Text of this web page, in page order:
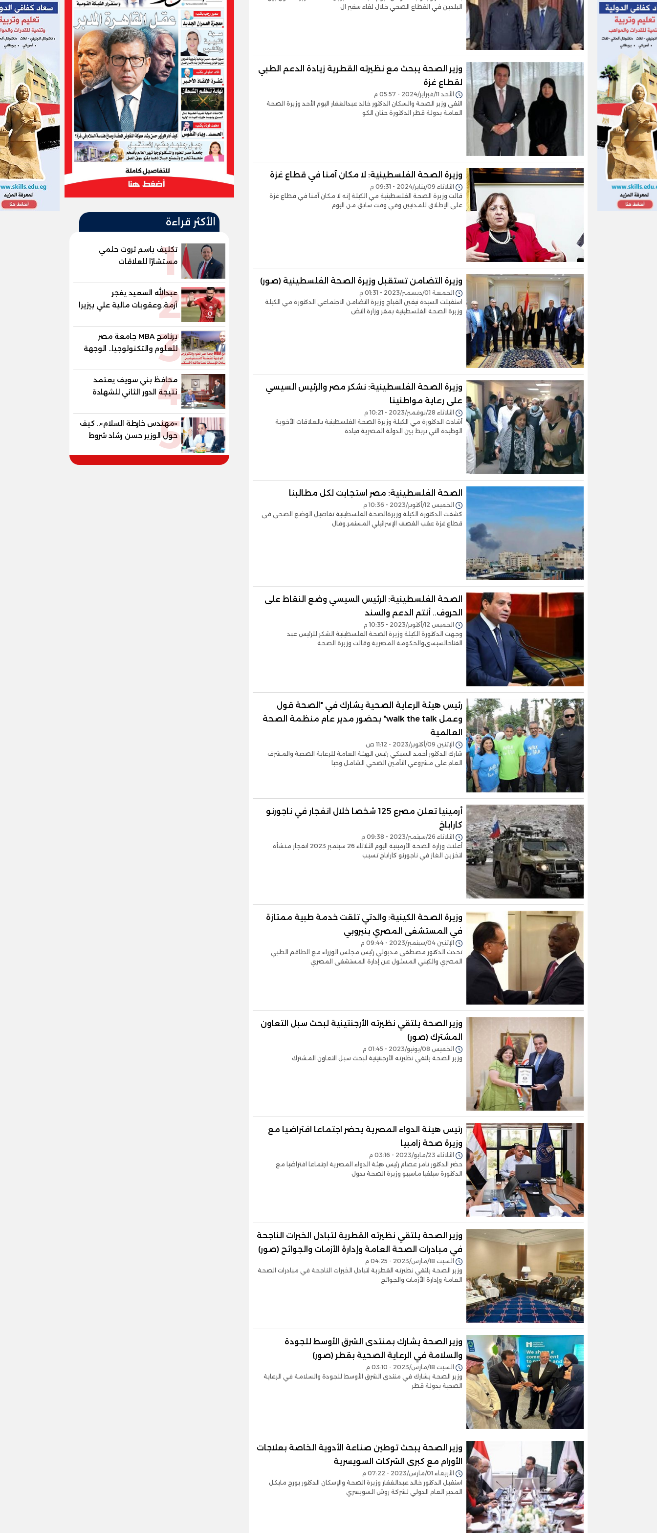
البلدين في القطاع الصحي خلال لقاء سفير ال
وزير الصحة يبحث مع نظيرته القطرية زيادة الدعم الطبي
لقطاع غزة
الأحد 11/فبراير/2024 - 05:57 م
التقى وزير الصحة والسكان الدكتور خالد عبدالغفار اليوم الأحد وزيرة الصحة
العامة بدولة قطر الدكتورة حنان الكو
وزيرة الصحة الفلسطينية: لا مكان آمنا في قطاع غزة
الثلاثاء 09/يناير/2024 - 09:31 م
قالت وزيرة الصحة الفلسطينية مي الكيلة إنه لا مكان آمنا في قطاع غزة
على الإطلاق للمدنيين.وفي وقت سابق من اليوم
وزيرة التضامن تستقبل وزيرة الصحة الفلسطينية (صور)
الجمعة 01/ديسمبر/2023 - 01:31 م
استقبلت السيدة نيفين القباج وزيرة التضامن الاجتماعي الدكتورة مي الكيلة
وزيرة الصحة الفلسطينية بمقر وزارة التض
وزيرة الصحة الفلسطينية: نشكر مصر والرئيس السيسي
على رعاية مواطنينا
الثلاثاء 28/نوفمبر/2023 - 10:21 م
أشادت الدكتورة مي الكيلة وزيرة الصحة الفلسطينية بالعلاقات الأخوية
الوطيدة التي تربط بين الدولة المصرية قيادة
الصحة الفلسطينية: مصر استجابت لكل مطالبنا
الخميس 12/أكتوبر/2023 - 10:36 م
كشفت الدكتورة الكيلة وزيرةالصحة الفلسطينية تفاصيل الوضع الصحى فى
قطاع غزة عقب القصف الإسرائيلي المستمر.وقال
الصحة الفلسطينية: الرئيس السيسي وضع النقاط على
الحروف.. أنتم الدعم والسند
الخميس 12/أكتوبر/2023 - 10:35 م
وجهت الدكتورة الكيلة وزيرة الصحة الفلسطينية الشكر للرئيس عبد
الفتاحالسيسىوالحكومة المصرية.وقالت وزيرة الصحة
رئيس هيئة الرعاية الصحية يشارك في "الصحة قول
وعمل walk the talk" بحضور مدير عام منظمة الصحة
العالمية
الإثنين 09/أكتوبر/2023 - 11:12 ص
شارك الدكتور أحمد السبكي رئيس الهيئة العامة للرعاية الصحية والمشرف
العام على مشروعي التأمين الصحي الشامل وحيا
أرمينيا تعلن مصرع 125 شخصا خلال انفجار في ناجورنو
كاراباخ
الثلاثاء 26/سبتمبر/2023 - 09:38 م
أعلنت وزارة الصحة الأرمينية اليوم الثلاثاء 26 سبتمبر 2023 انفجار منشأة
لتخزين الغاز في ناجورنو كاراباخ تسبب
وزيرة الصحة الكينية: والدتي تلقت خدمة طبية ممتازة
في المستشفى المصري بنيروبي
الإثنين 04/سبتمبر/2023 - 09:44 م
تحدث الدكتور مصطفى مدبولي رئيس مجلس الوزراء مع الطاقم الطبي
المصري والكيني المسئول عن إدارة المستشفى المصري
وزير الصحة يلتقي نظيرته الأرجنتينية لبحث سبل التعاون
المشترك (صور)
الخميس 08/يونيو/2023 - 01:45 م
وزير الصحة يلتقي نظيرته الأرجنتينية لبحث سبل التعاون المشترك
رئيس هيئة الدواء المصرية يحضر اجتماعا افتراضيا مع
وزيرة صحة زامبيا
الثلاثاء 23/مايو/2023 - 03:16 م
حضر الدكتور تامر عصام رئيس هيئة الدواء المصرية اجتماعا افتراضيا مع
الدكتورة سيلفيا ماسيبو وزيرة الصحة بدول
وزير الصحة يلتقي نظيرته القطرية لتبادل الخبرات الناجحة
في مبادرات الصحة العامة وإدارة الأزمات والجوائح (صور)
السبت 18/مارس/2023 - 04:25 م
وزير الصحة يلتقي نظيرته القطرية لتبادل الخبرات الناجحة في مبادرات الصحة
العامة وإدارة الأزمات والجوائح
وزير الصحة يشارك بمنتدى الشرق الأوسط للجودة
والسلامة في الرعاية الصحية بقطر (صور)
السبت 18/مارس/2023 - 03:10 م
وزير الصحة يشارك في منتدى الشرق الأوسط للجودة والسلامة في الرعاية
الصحية بدولة قطر
وزير الصحة يبحث توطين صناعة الأدوية الخاصة بعلاجات
الأورام مع كبرى الشركات السويسرية
الأربعاء 01/مارس/2023 - 07:22 م
استقبل الدكتور خالد عبدالغفار وزيرة الصحة والإسكان الدكتور يورج مايكل
المدير العام الدولي لشركة روش السويسري
الأكثر قراءة
1
تكليف باسم ثروت حلمي
مستشارًا للعلاقات
الدبلوماسية وعضوًا بالهيئة
الاستشارية العليا لمنظمة
«جاد جمينت يوإن»
2
عبدالله السعيد يفجر
أزمة..وعقوبات مالية علي بيزيرا
وبانزا
3
برنامج MBA جامعة مصر
للعلوم والتكنولوجيا.. الوجهة
المفضلة للتنفيذيين وقيادات
المستقبل
4
محافظ بني سويف يعتمد
نتيجة الدور الثاني للشهادة
الإعدادية العامة بنسبة
منازل.. و70.56% للمهنية ..
و100% للصُم وضعاف السمع
والنور للمكفوفين
5
«مهندس خارطة السلام».. كيف
حول الوزير حسن رشاد شروط
الحرب المعقدة إلى "خارطة